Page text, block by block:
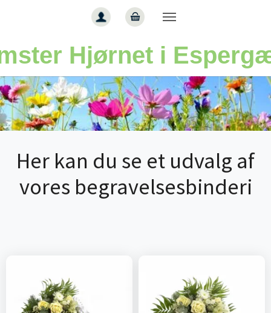
Hjørnet i
Her kan du se et udvalg af
vores begravelsesbinderi